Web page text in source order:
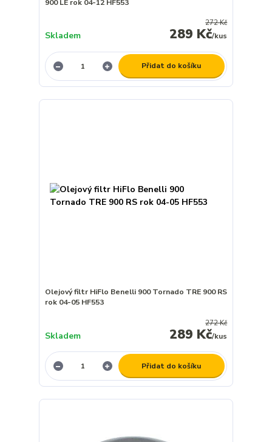
900 LE rok 04-12 HF553
272 Kč
289 Kč/kus
Skladem
Přidat do košíku
Olejový filtr HiFlo Benelli 900 Tornado TRE 900 RS
rok 04-05 HF553
272 Kč
289 Kč/kus
Skladem
Přidat do košíku